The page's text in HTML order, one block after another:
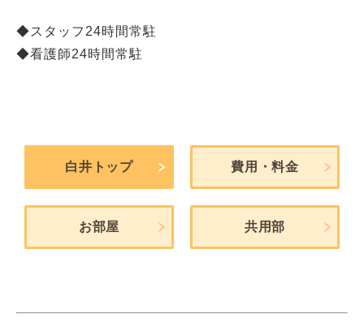
◆スタッフ24時間常駐
◆看護師24時間常駐
白井トップ 費用・料金
お部屋 共用部